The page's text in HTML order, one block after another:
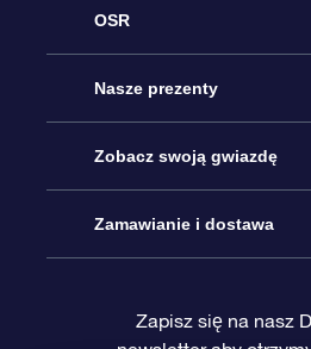
OSR
Obsługa
Kontakt
Blog
Nasze prezenty
Podarunek Gwiazda Online
Pakiet Podarunkowy OSR
Zobacz swoją gwiazdę
Rejestr Gwiazd
Zamawianie i dostawa
Zapisz się na nasz